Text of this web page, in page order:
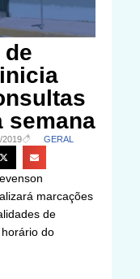
semana
2019 GERAL
marcações
de
do